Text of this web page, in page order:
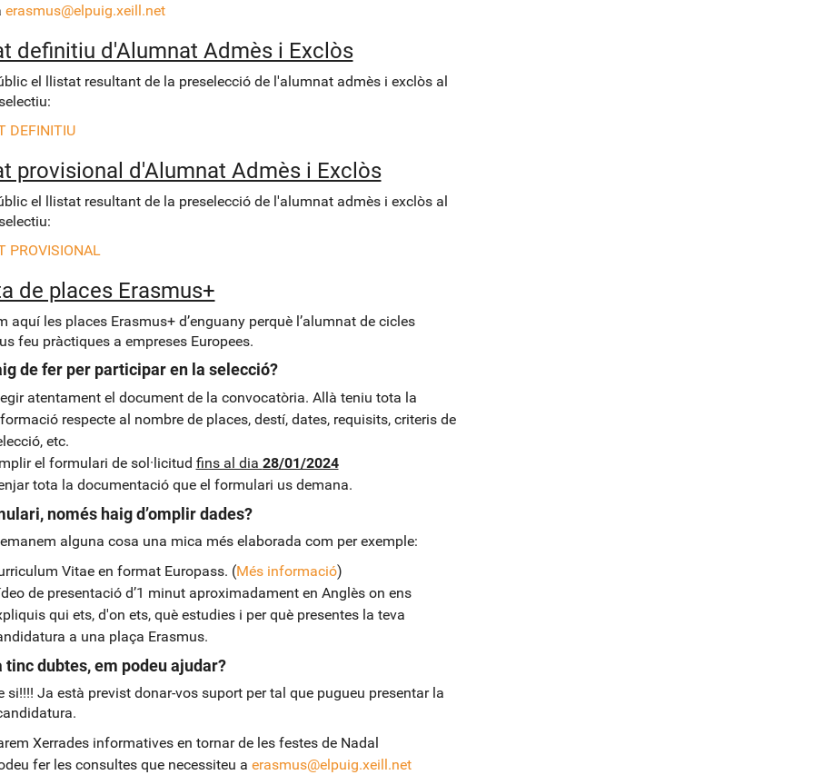
erasmus@elpuig.xeill.net
definitiu d'Alumnat Admès i Exclòs
el llistat resultant de la preselecció de l'alumnat admès i exclòs al
DEFINITIU
provisional d'Alumnat Admès i Exclòs
el llistat resultant de la preselecció de l'alumnat admès i exclòs al
PROVISIONAL
de places Erasmus+
aquí les places Erasmus+ d’enguany perquè l’alumnat de cicles
feu pràctiques a empreses Europees.
de fer per participar en la selecció?
atentament el document de la convocatòria. Allà teniu tota la
respecte al nombre de places, destí, dates, requisits, criteris de
etc.
el formulari de sol·licitud fins al dia 28/01/2024
tota la documentació que el formulari us demana.
només haig d’omplir dades?
alguna cosa una mica més elaborada com per exemple:
Vitae en format Europass. (Més informació)
de presentació d’1 minut aproximadament en Anglès on ens
qui ets, d'on ets, què estudies i per què presentes la teva
a una plaça Erasmus.
tinc dubtes, em podeu ajudar?
si!!!! Ja està previst donar-vos suport per tal que pugueu presentar la
Xerrades informatives en tornar de les festes de Nadal
fer les consultes que necessiteu a erasmus@elpuig.xeill.net